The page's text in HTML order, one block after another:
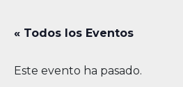
« Todos los Eventos
Este evento ha pasado.